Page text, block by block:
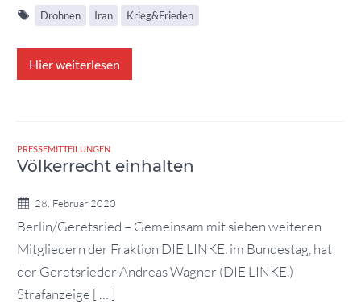
Drohnen Iran Krieg&Frieden
Hier weiterlesen
PRESSEMITTEILUNGEN
Völkerrecht einhalten
28. Februar 2020
Berlin/Geretsried – Gemeinsam mit sieben weiteren
Mitgliedern der Fraktion DIE LINKE. im Bundestag, hat
der Geretsrieder Andreas Wagner (DIE LINKE.)
Strafanzeige [ … ]